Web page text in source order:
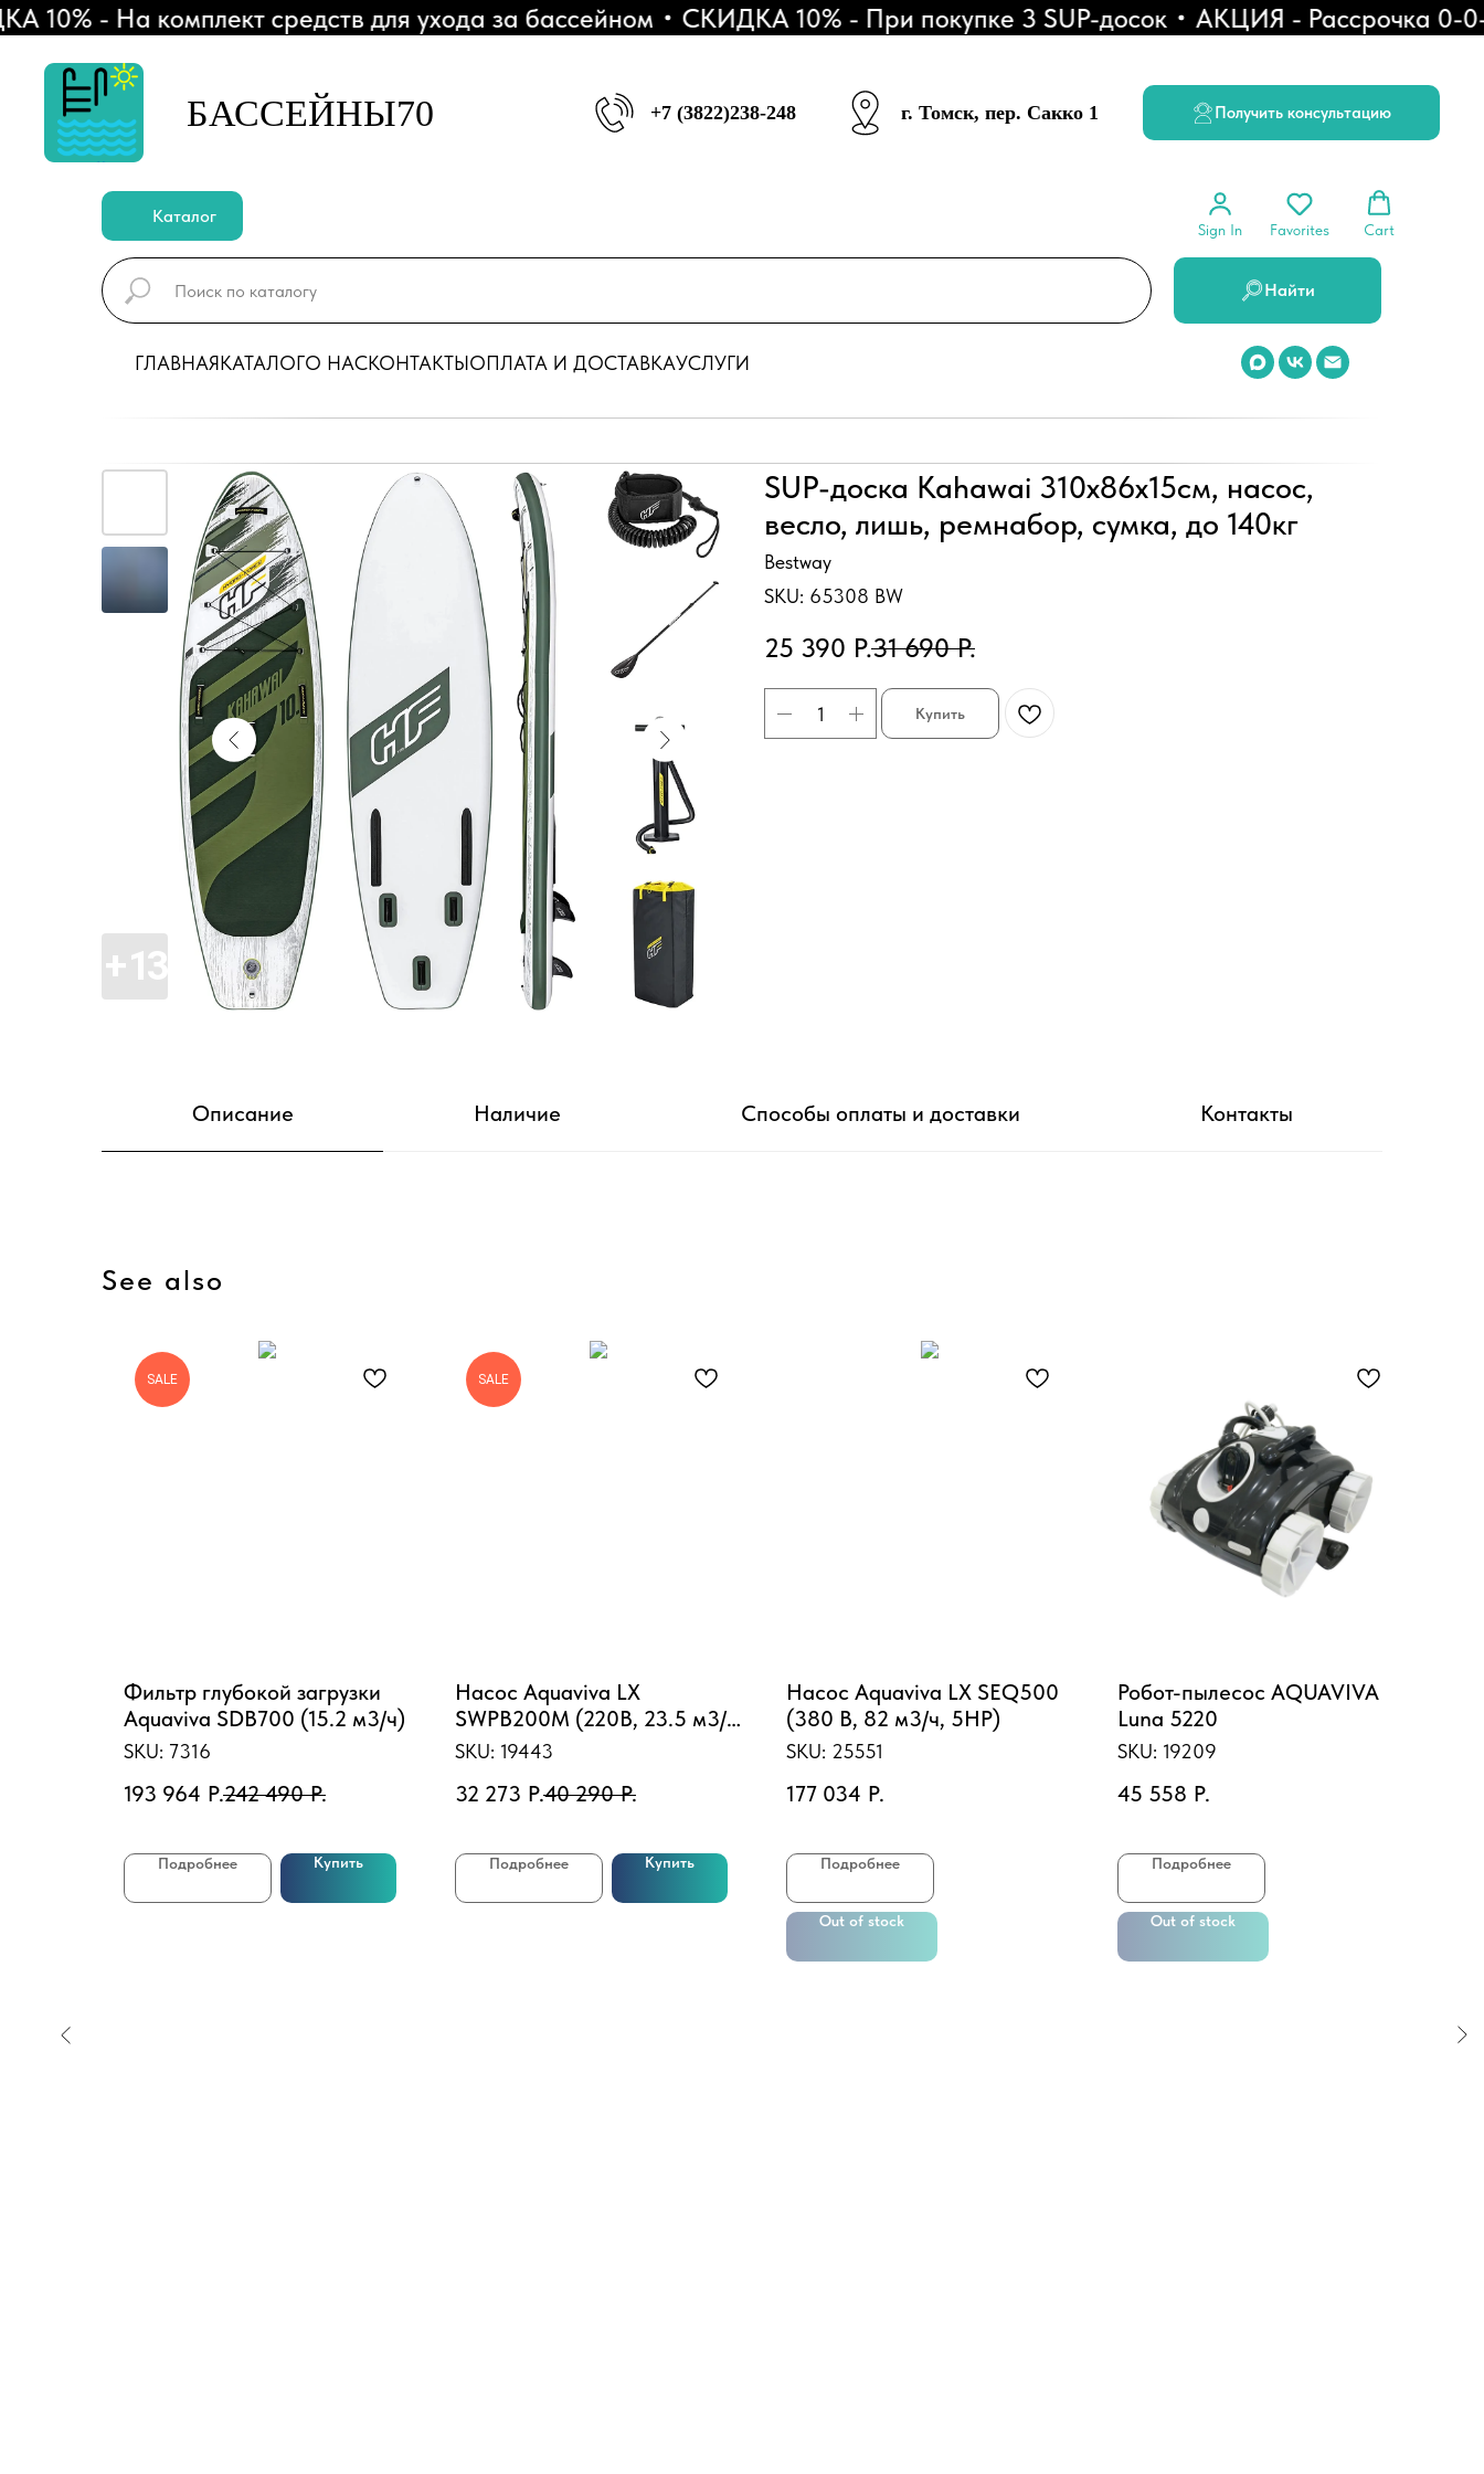
- На комплект средств для ухода за бассейном СКИДКА 10% - При покупке 3 SUP-досок АКЦИЯ - Рассрочка 0-0-6
БАССЕЙНЫ70 +7 (3822)238-248 г. Томск, пер. Сакко 1 Получить консультацию
Каталог
Sign In Favorites Cart
Найти
ГЛАВНАЯКАТАЛОГО НАСКОНТАКТЫОПЛАТА И ДОСТАВКАУСЛУГИ
SUP-доска Kahawai 310x86x15см, насос,
весло, лишь, ремнабор, сумка, до 140кг
Bestway
SKU: 65308 BW
25 390 Р.31 690 Р.
Купить
Описание Наличие Способы оплаты и доставки Контакты
See also
SALE
Фильтр глубокой загрузки
Aquaviva SDB700 (15.2 м3/ч)
SKU: 7316
193 964 Р.242 490 Р.
Подробнее Купить
SALE
Насос Aquaviva LX
SWPB200M (220В, 23.5 м3/
ч, 2HP)
SKU: 19443
32 273 Р.40 290 Р.
Подробнее Купить
Насос Aquaviva LX SEQ500
(380 В, 82 м3/ч, 5HP)
SKU: 25551
177 034 Р.
Подробнее
Out of stock
Робот-пылесос AQUAVIVA
Luna 5220
SKU: 19209
45 558 Р.
Подробнее
Out of stock